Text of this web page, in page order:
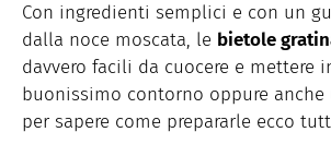
Con ingredienti semplici e con un
dalla noce moscata, le bietole
davvero facili da cuocere e mettere
buonissimo contorno oppure
per sapere come prepararle ecco